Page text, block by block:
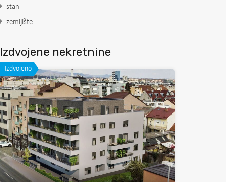
stan
zemljište
Izdvojene nekretnine
Izdvojeno